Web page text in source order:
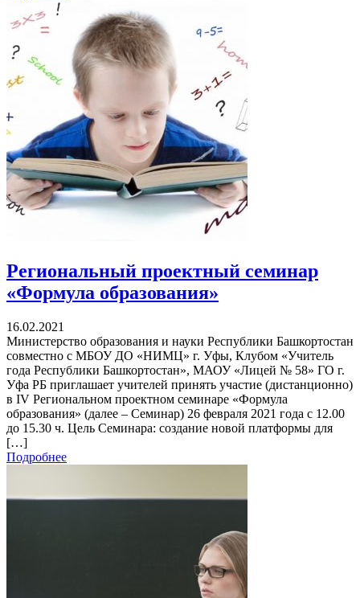
Региональный проектный семинар
«Формула образования»
16.02.2021
Министерство образования и науки Республики Башкортостан
совместно с МБОУ ДО «НИМЦ» г. Уфы, Клубом «Учитель
года Республики Башкортостан», МАОУ «Лицей № 58» ГО г.
Уфа РБ приглашает учителей принять участие (дистанционно)
в IV Региональном проектном семинаре «Формула
образования» (далее – Семинар) 26 февраля 2021 года с 12.00
до 15.30 ч. Цель Семинара: создание новой платформы для
[…]
Подробнее